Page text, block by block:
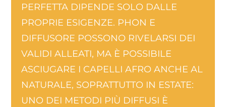
PERFETTA DIPENDE SOLO DALLE
PROPRIE ESIGENZE. PHON E
DIFFUSORE POSSONO RIVELARSI DEI
VALIDI ALLEATI, MA È POSSIBILE
ASCIUGARE I CAPELLI AFRO ANCHE AL
NATURALE, SOPRATTUTTO IN ESTATE:
UNO DEI METODI PIÙ DIFFUSI È